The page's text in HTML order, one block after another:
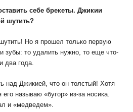
себе брекеты. Джикии
шутить?
Но я прошел только первую
зубы: то удалить нужно, то еще что-
два года.
над Джикией, что он толстый! Хотя
называю «бугор» из-за носика.
и «медведем».